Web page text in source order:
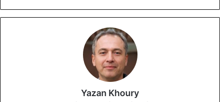
Yazan Khoury